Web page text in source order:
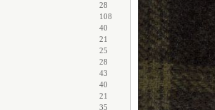
28
108
40
21
25
28
43
40
21
35